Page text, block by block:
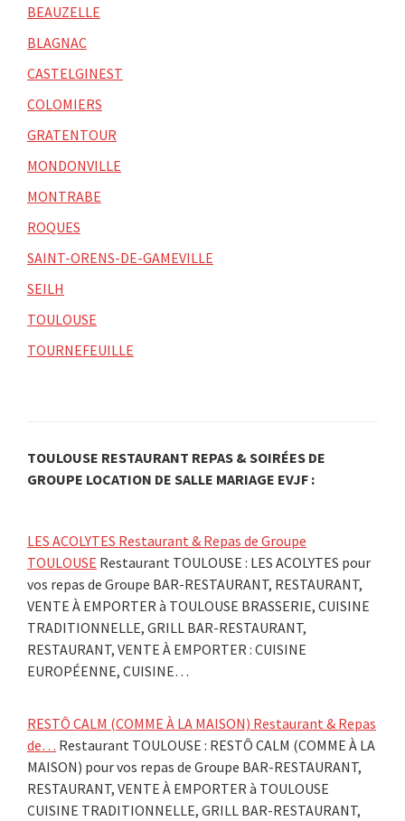
BEAUZELLE
BLAGNAC
CASTELGINEST
COLOMIERS
GRATENTOUR
MONDONVILLE
MONTRABE
ROQUES
SAINT-ORENS-DE-GAMEVILLE
SEILH
TOULOUSE
TOURNEFEUILLE
TOULOUSE RESTAURANT REPAS & SOIRÉES DE
GROUPE LOCATION DE SALLE MARIAGE EVJF :
LES ACOLYTES Restaurant & Repas de Groupe
TOULOUSE Restaurant TOULOUSE : LES ACOLYTES pour
vos repas de Groupe BAR-RESTAURANT, RESTAURANT,
VENTE À EMPORTER à TOULOUSE BRASSERIE, CUISINE
TRADITIONNELLE, GRILL BAR-RESTAURANT,
RESTAURANT, VENTE À EMPORTER : CUISINE
EUROPÉENNE, CUISINE…
RESTÔ CALM (COMME À LA MAISON) Restaurant & Repas
de… Restaurant TOULOUSE : RESTÔ CALM (COMME À LA
MAISON) pour vos repas de Groupe BAR-RESTAURANT,
RESTAURANT, VENTE À EMPORTER à TOULOUSE
CUISINE TRADITIONNELLE, GRILL BAR-RESTAURANT,